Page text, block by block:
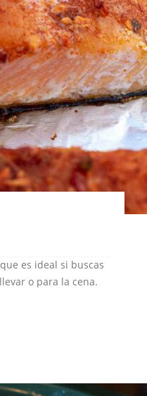
es ideal si buscas
o para la cena.